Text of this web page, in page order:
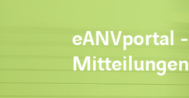
eANVportal -
Mitteilungen